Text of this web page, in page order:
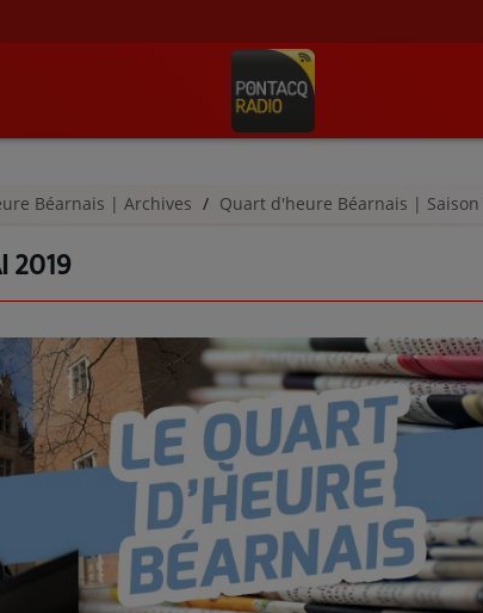
Béarnais | Archives Quart d'heure Béarnais | Saison
2019